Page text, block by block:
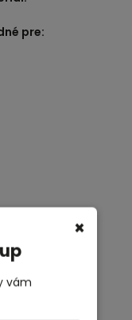
pre:
×
vám